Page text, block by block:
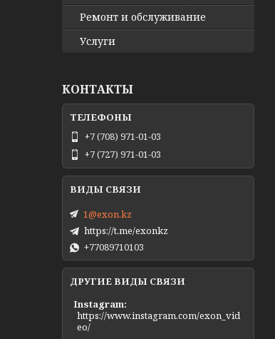
Ремонт и обслуживание
Услуги
КОНТАКТЫ
+7 (708) 971-01-03
+7 (727) 971-01-03
1@exon.kz
https://t.me/exonkz
+77089710103
ДРУГИЕ ВИДЫ СВЯЗИ
Instagram
https://www.instagram.com/exon_vid
eo/